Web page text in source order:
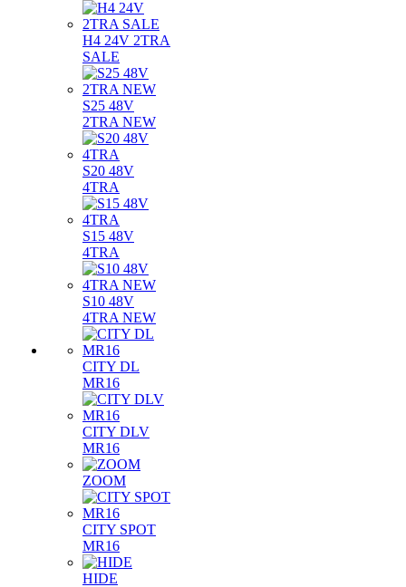
H4 24V 2TRA
SALE
S25 48V
2TRA NEW
S20 48V
4TRA
S15 48V
4TRA
S10 48V
4TRA NEW
CITY DL
MR16
CITY DLV
MR16
ZOOM
CITY SPOT
MR16
HIDE